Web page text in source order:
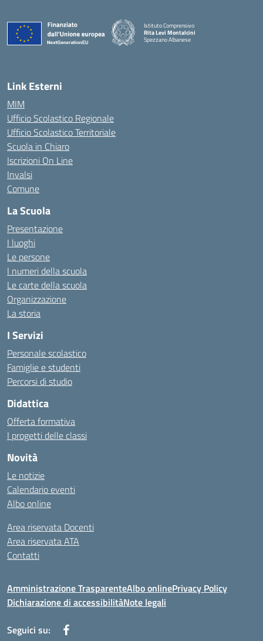
Istituto Comprensivo
Rita Levi Montalcini
Spezzano Albanese
— Visita la pagina iniziale della scuola
Link Esterni
MIM
Ufficio Scolastico Regionale
Ufficio Scolastico Territoriale
Scuola in Chiaro
Iscrizioni On Line
Invalsi
Comune
La Scuola
Presentazione
I luoghi
Le persone
I numeri della scuola
Le carte della scuola
Organizzazione
La storia
I Servizi
Personale scolastico
Famiglie e studenti
Percorsi di studio
Didattica
Offerta formativa
I progetti delle classi
Novità
Le notizie
Calendario eventi
Albo online
Area riservata Docenti
Area riservata ATA
Contatti
Amministrazione TrasparenteAlbo onlinePrivacy Policy
Dichiarazione di accessibilitàNote legali
Seguici su: